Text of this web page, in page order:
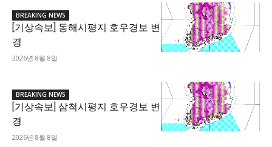
BREAKING NEWS
[기상속보] 동해시평지 호우경보 변
경
2026년 8월 8일
BREAKING NEWS
[기상속보] 삼척시평지 호우경보 변
경
2026년 8월 8일